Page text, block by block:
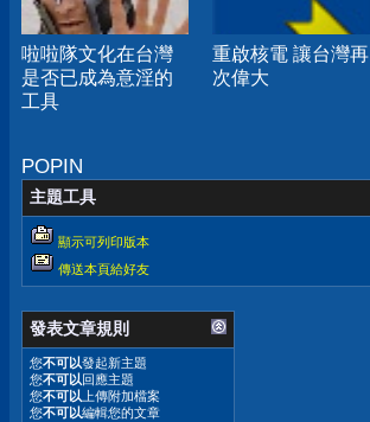
啦啦隊文化在台灣
是否已成為意淫的
工具
重啟核電 讓台灣再
次偉大
POPIN
主題工具
顯示可列印版本
傳送本頁給好友
發表文章規則
您不可以發起新主題
您不可以回應主題
您不可以 上傳附加檔案
您不可以編輯您的文章